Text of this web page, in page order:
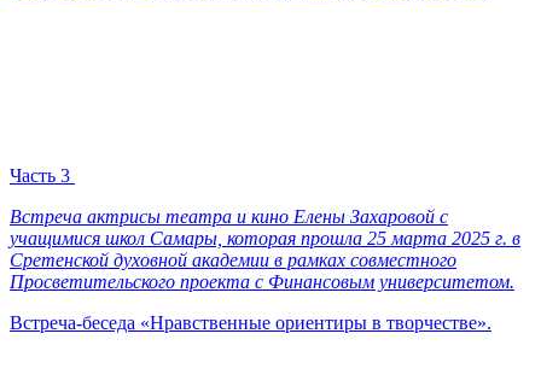
Часть 3
Встреча актрисы театра и кино Елены Захаровой с
учащимися школ Самары, которая прошла 25 марта 2025 г. в
Сретенской духовной академии в рамках совместного
Просветительского проекта с Финансовым университетом.
Встреча-беседа «Нравственные ориентиры в творчестве».